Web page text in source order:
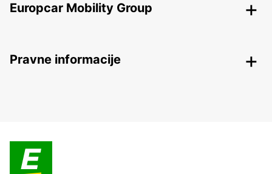
Europcar Mobility Group
Pravne informacije